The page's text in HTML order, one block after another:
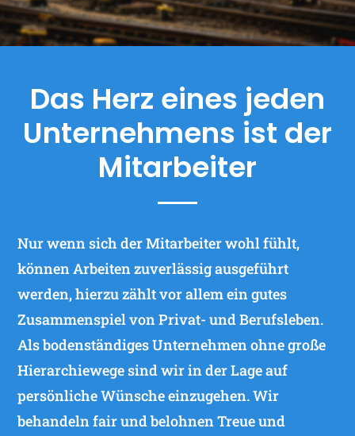
Das Herz eines jeden
Unternehmens ist der
Mitarbeiter
Nur wenn sich der Mitarbeiter wohl fühlt,
können Arbeiten zuverlässig ausgeführt
werden, hierzu zählt vor allem ein gutes
Zusammenspiel von Privat- und Berufsleben.
Als bodenständiges Unternehmen ohne große
Hierarchiewege sind wir in der Lage auf
persönliche Wünsche einzugehen. Wir
behandeln fair und belohnen Treue und